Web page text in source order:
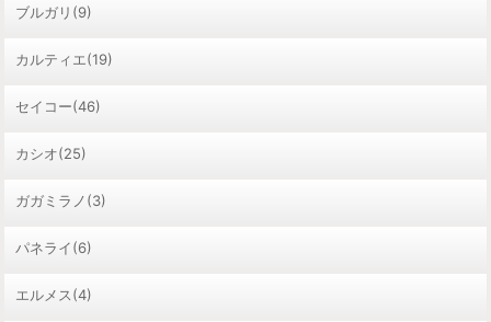
ブルガリ(9)
カルティエ(19)
セイコー(46)
カシオ(25)
ガガミラノ(3)
パネライ(6)
エルメス(4)